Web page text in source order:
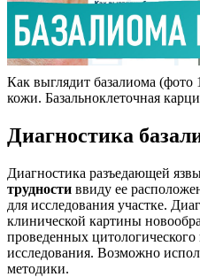
Как выглядит базалиома (фото
кожи. Базальноклеточная
Диагностика
Диагностика разъедающей
трудности ввиду ее
для исследования участке.
клинической картины
проведенных цитологического
исследования. Возможно
методики.